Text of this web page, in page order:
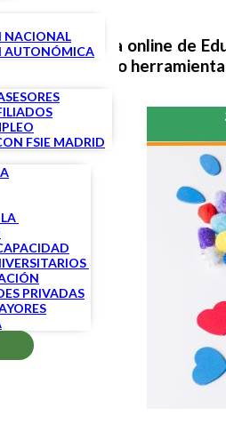
NACIONAL
AUTONÓMICA
FSIE MADRID
PRIVADAS
primera jornada online de
materiales como